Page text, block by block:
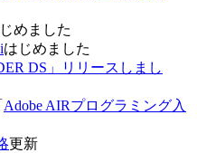
めました
はじめました
DS」リリースしまし
Adobe AIRプログラミング入
更新